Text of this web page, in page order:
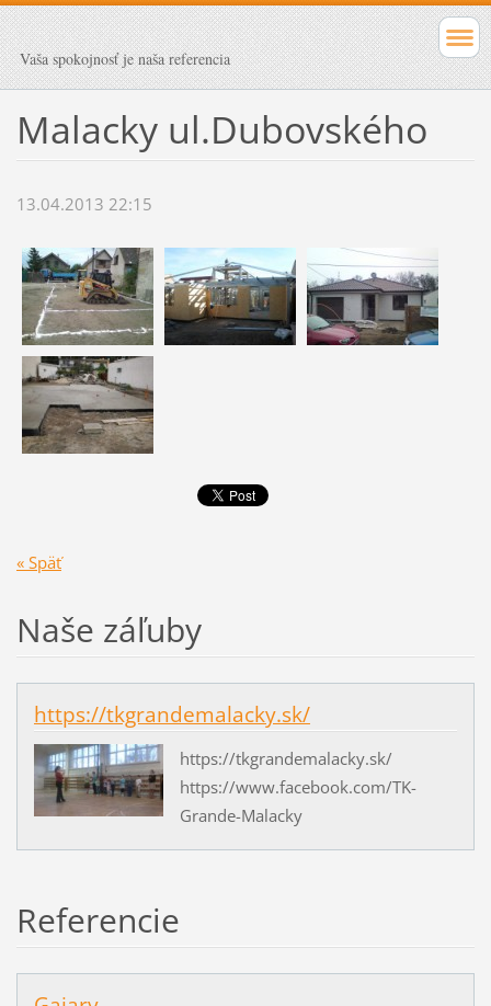
Vaša spokojnosť je naša referencia
Malacky ul.Dubovského
13.04.2013 22:15
« Späť
Naše záľuby
https://tkgrandemalacky.sk/
https://tkgrandemalacky.sk/
https://www.facebook.com/TK-
Grande-Malacky
Referencie